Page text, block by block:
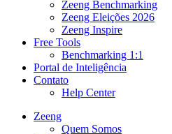
Zeeng Benchmarking
Zeeng Eleições 2026
Zeeng Inspire
Free Tools
Benchmarking 1:1
Portal de Inteligência
Contato
Help Center
Zeeng
Quem Somos